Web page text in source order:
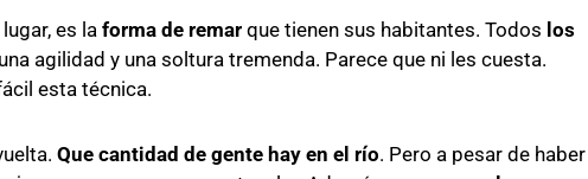
es la forma de remar que tienen sus habitantes. Todos los
agilidad y una soltura tremenda. Parece que ni les cuesta.
esta técnica.
Que cantidad de gente hay en el río. Pero a pesar de haber